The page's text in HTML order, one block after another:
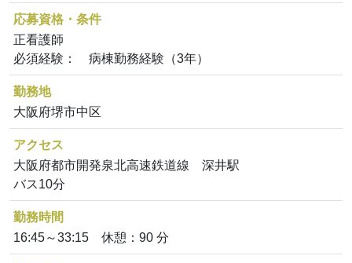
応募資格・条件
正看護師
必須経験： 病棟勤務経験（3年）
勤務地
大阪府堺市中区
アクセス
大阪府都市開発泉北高速鉄道線 深井駅
バス10分
勤務時間
16:45～33:15 休憩：90 分